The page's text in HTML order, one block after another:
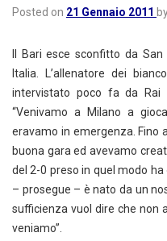
Posted on 21 Gennaio 2011
Il Bari esce sconfitto da
Italia. L’allenatore dei
intervistato poco fa da Rai
“Venivamo a Milano a
eravamo in emergenza. Fino
buona gara ed avevamo
del 2-0 preso in quel modo
– prosegue – è nato da un
sufficienza vuol dire che non
veniamo”.